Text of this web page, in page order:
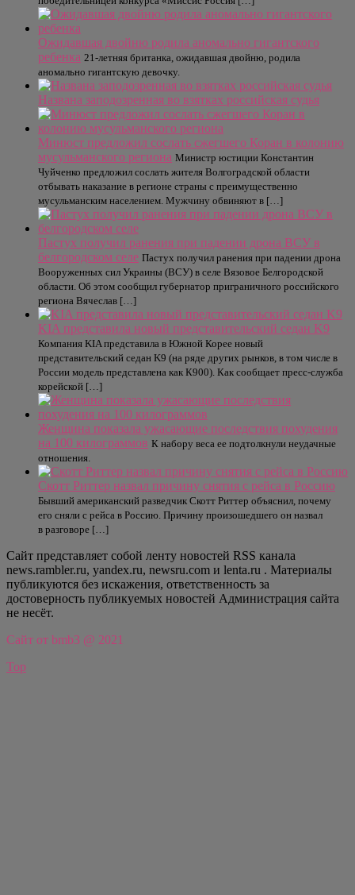
Ожидавшая двойню родила аномально гигантского
ребенка 21-летняя британка, ожидавшая двойню, родила
аномально гигантскую девочку.
Названа заподозренная во взятках российская судья
Минюст предложил сослать сжегшего Коран в колонию
мусульманского региона Министр юстиции Константин
Чуйченко предложил сослать жителя Волгоградской области
отбывать наказание в регионе страны с преимущественно
мусульманским населением. Мужчину обвиняют в […]
Пастух получил ранения при падении дрона ВСУ в
белгородском селе Пастух получил ранения при падении дрона
Вооруженных сил Украины (ВСУ) в селе Вязовое Белгородской
области. Об этом сообщил губернатор приграничного российского
региона Вячеслав […]
KIA представила новый представительский седан K9
Компания KIA представила в Южной Корее новый
представительский седан K9 (на ряде других рынков, в том числе в
России модель представлена как К900). Как сообщает пресс-служба
корейской […]
Женщина показала ужасающие последствия похудения
на 100 килограммов К набору веса ее подтолкнули неудачные
отношения.
Скотт Риттер назвал причину снятия с рейса в Россию
Бывший американский разведчик Скотт Риттер объяснил, почему
его сняли с рейса в Россию. Причину произошедшего он назвал
в разговоре […]
Сайт представляет собой ленту новостей RSS канала
news.rambler.ru, yandex.ru, newsru.com и lenta.ru . Материалы
публикуются без искажения, ответственность за
достоверность публикуемых новостей Администрация сайта
не несёт.
Сайт от bmb3 @ 2021
Top